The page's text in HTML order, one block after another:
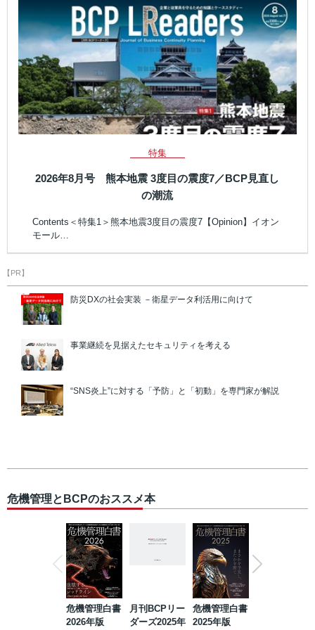
特集
2026年8月号 熊本地震 3度目の震度7／BCP見直し
の潮流
Contents＜特集1＞熊本地震3度目の震度7【Opinion】イオン
モール…
【PR】
防災DXの社会実装 －衛星データ利活用に向けて
事業継続を見据えたセキュリティを考える
“SNS炎上”に対する「予防」と「初動」を専門家が解説
危機管理とBCPのおススメ本
危機管理白書
2026年版
月刊BCPリー
ダーズ2025年
危機管理白書
2025年版